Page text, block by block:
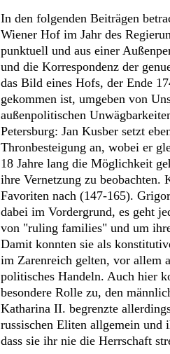
In den folgenden Beiträgen
Wiener Hof im Jahr des
punktuell und aus einer
und die Korrespondenz der
das Bild eines Hofs, der Ende
gekommen ist, umgeben von
außenpolitischen
Petersburg: Jan Kusber setzt
Thronbesteigung an, wobei er
18 Jahre lang die Möglichkeit
ihre Vernetzung zu beobachten.
Favoriten nach (147-165).
dabei im Vordergrund, es geht
von "ruling families" und um
Damit konnten sie als
im Zarenreich gelten, vor allem
politisches Handeln. Auch hier
besondere Rolle zu, den
Katharina II. begrenzte
russischen Eliten allgemein
dass sie ihr nie die Herrschaft